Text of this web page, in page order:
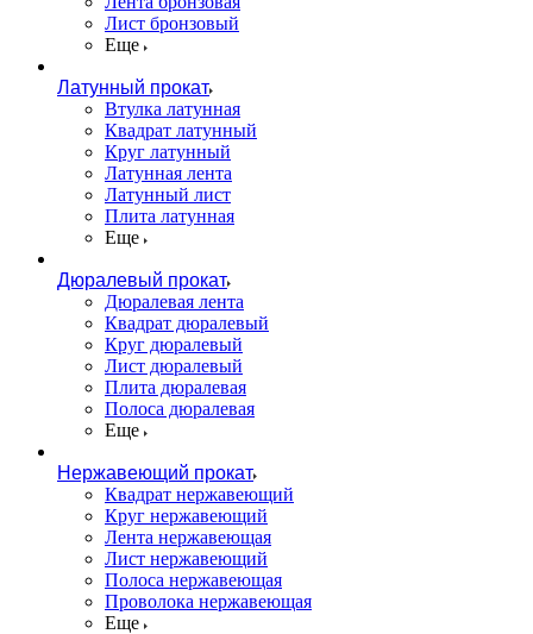
Лист бронзовый
Еще
Латунный прокат
Втулка латунная
Квадрат латунный
Круг латунный
Латунная лента
Латунный лист
Плита латунная
Еще
Дюралевый прокат
Дюралевая лента
Квадрат дюралевый
Круг дюралевый
Лист дюралевый
Плита дюралевая
Полоса дюралевая
Еще
Нержавеющий прокат
Квадрат нержавеющий
Круг нержавеющий
Лента нержавеющая
Лист нержавеющий
Полоса нержавеющая
Проволока нержавеющая
Еще